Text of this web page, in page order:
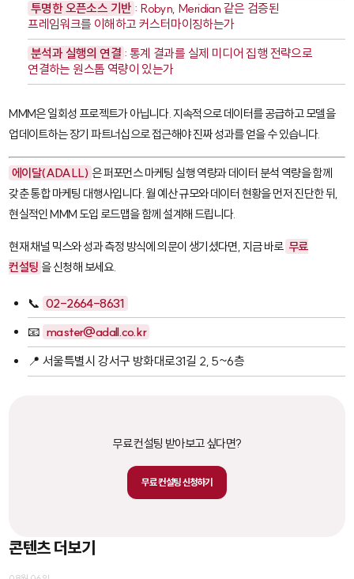
투명한 오픈소스 기반 : Robyn, Meridian 같은 검증된
프레임워크를 이해하고 커스터마이징하는가
분석과 실행의 연결 : 통계 결과를 실제 미디어 집행 전략으로
연결하는 원스톱 역량이 있는가
MMM은 일회성 프로젝트가 아닙니다. 지속적으로 데이터를 공급하고 모델을
업데이트하는 장기 파트너십으로 접근해야 진짜 성과를 얻을 수 있습니다.
에이달(ADALL) 은 퍼포먼스 마케팅 실행 역량과 데이터 분석 역량을 함께
갖춘 통합 마케팅 대행사입니다. 월 예산 규모와 데이터 현황을 먼저 진단한 뒤,
현실적인 MMM 도입 로드맵을 함께 설계해 드립니다.
현재 채널 믹스와 성과 측정 방식에 의문이 생기셨다면, 지금 바로 무료
컨설팅 을 신청해 보세요.
📞 02-2664-8631
📧 master@adall.co.kr
📍 서울특별시 강서구 방화대로31길 2, 5~6층
무료 컨설팅 받아보고 싶다면?
무료 컨설팅 신청하기
콘텐츠 더보기